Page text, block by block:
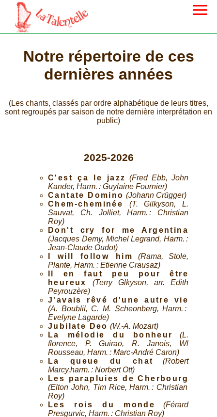
Notre répertoire de ces
dernières années
(Les chants, classés par ordre alphabétique de leurs titres,
sont regroupés par saison de notre dernière interprétation en
public)
2025-2026
C'est ça le jazz (Fred Ebb, John
Kander, Harm. : Guylaine Fournier)
Cantate Domino (Johann Crügger)
Chem-cheminée
(T. Gilkyson, L.
Sauvat, Ch. Jolliet, Harm. : Christian
Roy)
Don't cry for me Argentina
(Jacques Demy, Michel Legrand, Harm. :
Jean-Claude Oudot)
I will follow him
(Rama, Stole,
Plante, Harm. : Etienne Crausaz)
Il en faut peu pour être
heureux
(Terry Glkyson, arr. Edith
Peyrouzère)
J'avais rêvé d'une autre vie
(A. Boublil, C. M. Scheonberg, Harm. :
Evelyne Lagarde)
Jubilate Deo (W.-A. Mozart)
La mélodie du bonheur
(L.
florence, P. Guirao, R. Janois, Wl
Rousseau, Harm. : Marc-André Caron)
La queue du chat
(Robert
Marcy,harm. : Norbert Ott)
Les parapluies de Cherbourg
(Elton John, Tim Rice, Harm. : Christian
Roy)
Les rois du monde
(Férard
Presgurvic, Harm. : Christian Roy)